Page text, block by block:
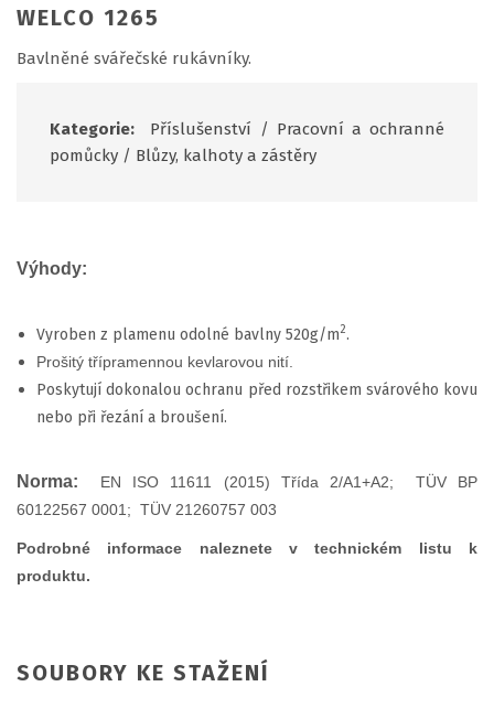
WELCO 1265
Bavlněné svářečské rukávníky.
Kategorie: Příslušenství / Pracovní a ochranné
pomůcky / Blůzy, kalhoty a zástěry
Výhody:
Vyroben z plamenu odolné bavlny 520g/m2.
Prošitý třípramennou kevlarovou nití.
Poskytují dokonalou ochranu před rozstřikem svárového kovu
nebo při řezání a broušení.
Norma:
EN ISO 11611 (2015) Třída 2/A1+A2; TÜV BP
60122567 0001; TÜV 21260757 003
Podrobné informace naleznete v technickém listu k
produktu.
SOUBORY KE STAŽENÍ